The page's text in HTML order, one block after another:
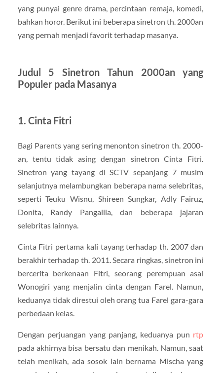
yang punyai genre drama, percintaan remaja, komedi,
bahkan horor. Berikut ini beberapa sinetron th. 2000an
yang pernah menjadi favorit terhadap masanya.
Judul 5 Sinetron Tahun 2000an yang
Populer pada Masanya
1. Cinta Fitri
Bagi Parents yang sering menonton sinetron th. 2000-
an, tentu tidak asing dengan sinetron Cinta Fitri.
Sinetron yang tayang di SCTV sepanjang 7 musim
selanjutnya melambungkan beberapa nama selebritas,
seperti Teuku Wisnu, Shireen Sungkar, Adly Fairuz,
Donita, Randy Pangalila, dan beberapa jajaran
selebritas lainnya.
Cinta Fitri pertama kali tayang terhadap th. 2007 dan
berakhir terhadap th. 2011. Secara ringkas, sinetron ini
bercerita berkenaan Fitri, seorang perempuan asal
Wonogiri yang menjalin cinta dengan Farel. Namun,
keduanya tidak direstui oleh orang tua Farel gara-gara
perbedaan kelas.
Dengan perjuangan yang panjang, keduanya pun rtp
pada akhirnya bisa bersatu dan menikah. Namun, saat
telah menikah, ada sosok lain bernama Mischa yang